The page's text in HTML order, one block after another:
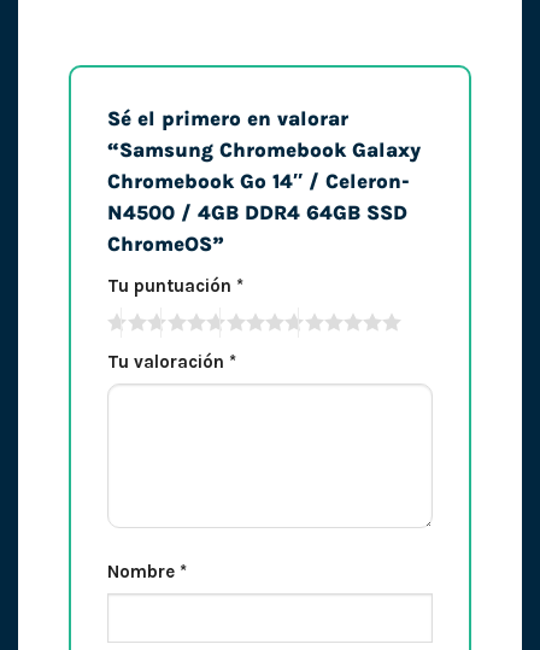
Sé el primero en valorar
“Samsung Chromebook Galaxy
Chromebook Go 14″ / Celeron-
N4500 / 4GB DDR4 64GB SSD
ChromeOS”
Tu puntuación *
Tu valoración *
Nombre *